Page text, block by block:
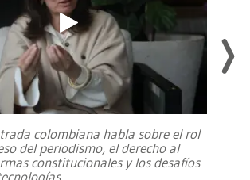
colombiana habla sobre el rol
del periodismo, el derecho al
constitucionales y los desafíos
...